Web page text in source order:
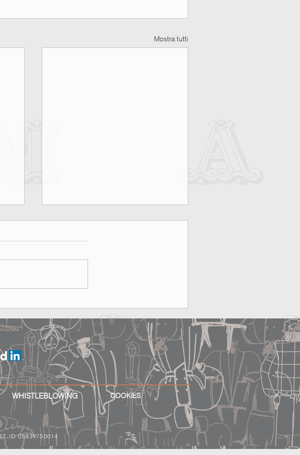
Mostra tutti
Future
WHISTLEBLOWING COOKIES
ID 05839750014